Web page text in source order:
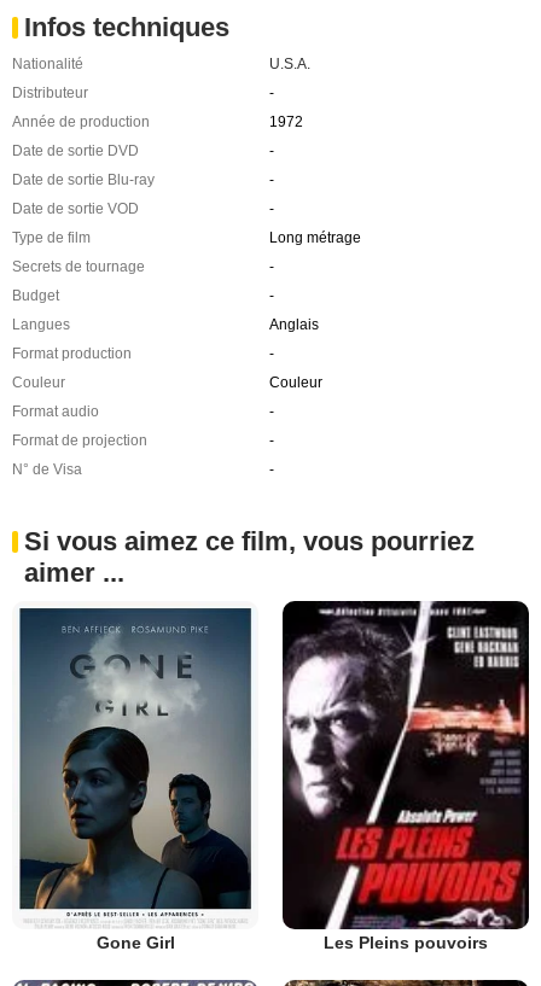
Infos techniques
Nationalité
U.S.A.
Distributeur
-
Année de production
1972
Date de sortie DVD
-
Date de sortie Blu-ray
-
Date de sortie VOD
-
Type de film
Long métrage
Secrets de tournage
-
Budget
-
Langues
Anglais
Format production
-
Couleur
Couleur
Format audio
-
Format de projection
-
N° de Visa
-
Si vous aimez ce film, vous pourriez
aimer ...
Gone Girl Les Pleins pouvoirs